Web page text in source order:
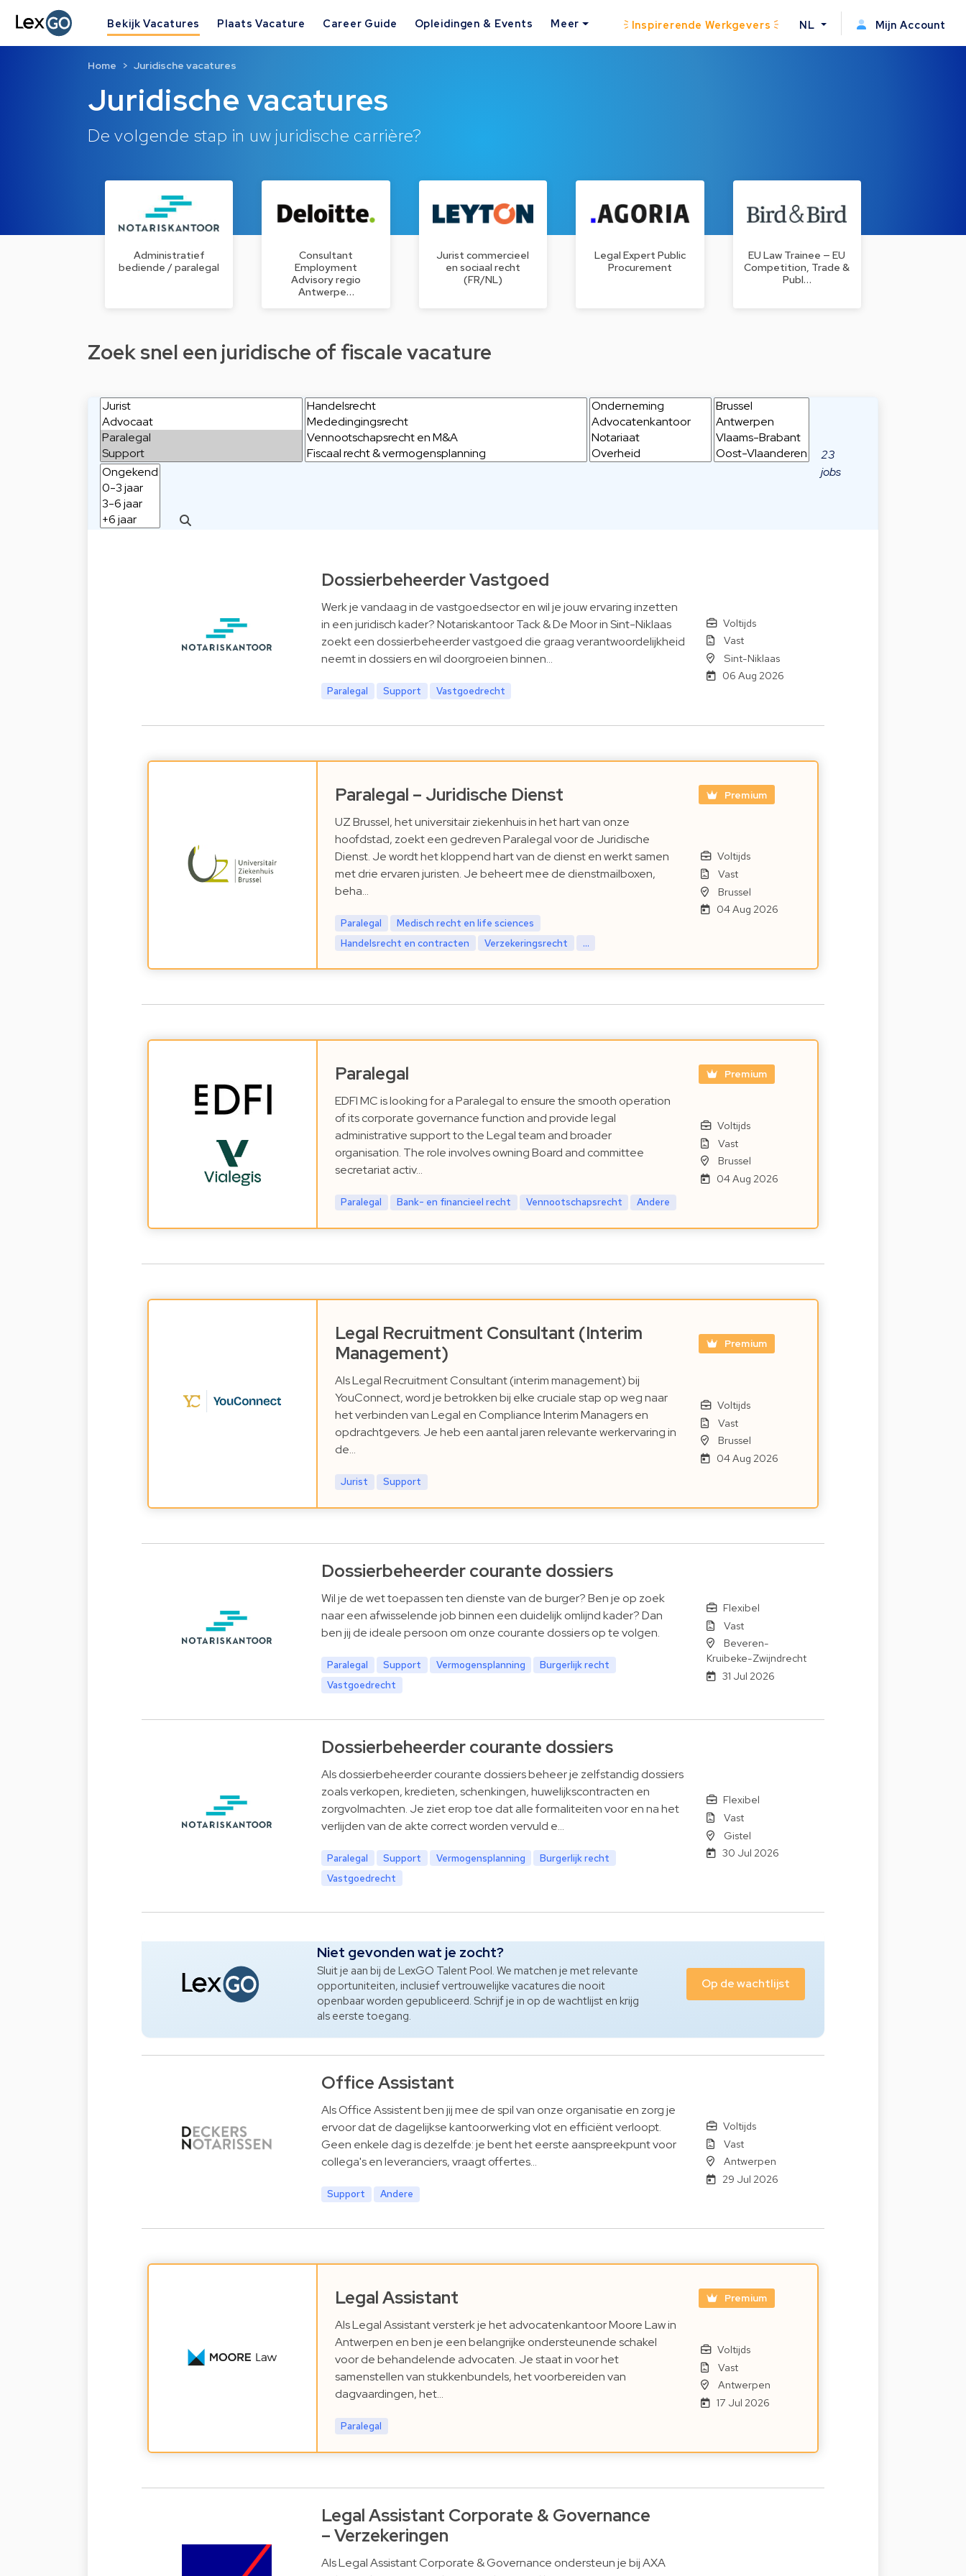
Bekijk Vacatures Plaats Vacature Career Guide Opleidingen & Events Meer Inspirerende Werkgevers NL Mijn Account
Juridische vacatures
De volgende stap in uw juridische carrière?
Home Juridische vacatures
Administratief
bediende / paralegal
Consultant
Employment
Advisory regio
Antwerpe…
Jurist commercieel
en sociaal recht
(FR/NL)
Legal Expert Public
Procurement
EU Law Trainee — EU
Competition, Trade &
Publ…
Zoek snel een juridische of fiscale vacature
23
jobs
Dossierbeheerder Vastgoed
Werk je vandaag in de vastgoedsector en wil je jouw ervaring inzetten
in een juridisch kader? Notariskantoor Tack & De Moor in Sint-Niklaas
zoekt een dossierbeheerder vastgoed die graag verantwoordelijkheid
neemt in dossiers en wil doorgroeien binnen…
Paralegal Support Vastgoedrecht
Voltijds
Vast
Sint-Niklaas
06 Aug 2026
Paralegal – Juridische Dienst Premium
UZ Brussel, het universitair ziekenhuis in het hart van onze
hoofdstad, zoekt een gedreven Paralegal voor de Juridische
Dienst. Je wordt het kloppend hart van de dienst en werkt samen
met drie ervaren juristen. Je beheert mee de dienstmailboxen,
beha…
Paralegal
Medisch recht en life sciences
Handelsrecht en contracten
Verzekeringsrecht ...
Voltijds
Vast
Brussel
04 Aug 2026
Paralegal Premium
EDFI MC is looking for a Paralegal to ensure the smooth operation
of its corporate governance function and provide legal
administrative support to the Legal team and broader
organisation. The role involves owning Board and committee
secretariat activ…
Paralegal Bank- en financieel recht Vennootschapsrecht Andere
Voltijds
Vast
Brussel
04 Aug 2026
Legal Recruitment Consultant (Interim
Management)
Premium
Als Legal Recruitment Consultant (interim management) bij
YouConnect, word je betrokken bij elke cruciale stap op weg naar
het verbinden van Legal en Compliance Interim Managers en
opdrachtgevers. Je heb een aantal jaren relevante werkervaring in
de…
Jurist Support
Voltijds
Vast
Brussel
04 Aug 2026
Dossierbeheerder courante dossiers
Wil je de wet toepassen ten dienste van de burger? Ben je op zoek
naar een afwisselende job binnen een duidelijk omlijnd kader? Dan
ben jij de ideale persoon om onze courante dossiers op te volgen.
Paralegal Support Vermogensplanning
Burgerlijk recht
Vastgoedrecht
Flexibel
Vast
Beveren-
Kruibeke-Zwijndrecht
31 Jul 2026
Dossierbeheerder courante dossiers
Als dossierbeheerder courante dossiers beheer je zelfstandig dossiers
zoals verkopen, kredieten, schenkingen, huwelijkscontracten en
zorgvolmachten. Je ziet erop toe dat alle formaliteiten voor en na het
verlijden van de akte correct worden vervuld e…
Paralegal Support Vermogensplanning
Burgerlijk recht
Vastgoedrecht
Flexibel
Vast
Gistel
30 Jul 2026
Niet gevonden wat je zocht?
Sluit je aan bij de LexGO Talent Pool. We matchen je met relevante
opportuniteiten, inclusief vertrouwelijke vacatures die nooit
openbaar worden gepubliceerd. Schrijf je in op de wachtlijst en krijg
als eerste toegang.
Op de wachtlijst
Office Assistant
Als Office Assistent ben jij mee de spil van onze organisatie en zorg je
ervoor dat de dagelijkse kantoorwerking vlot en efficiënt verloopt.
Geen enkele dag is dezelfde: je bent het eerste aanspreekpunt voor
collega's en leveranciers, vraagt offertes…
Support Andere
Voltijds
Vast
Antwerpen
29 Jul 2026
Legal Assistant Premium
Als Legal Assistant versterk je het advocatenkantoor Moore Law in
Antwerpen en ben je een belangrijke ondersteunende schakel
voor de behandelende advocaten. Je staat in voor het
samenstellen van stukkenbundels, het voorbereiden van
dagvaardingen, het…
Paralegal
Voltijds
Vast
Antwerpen
17 Jul 2026
Legal Assistant Corporate & Governance
– Verzekeringen
Als Legal Assistant Corporate & Governance ondersteun je bij AXA